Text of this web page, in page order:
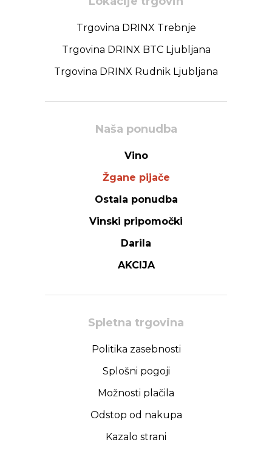
Trgovina DRINX Trebnje
Trgovina DRINX BTC Ljubljana
Trgovina DRINX Rudnik Ljubljana
Naša ponudba
Vino
Žgane pijače
Ostala ponudba
Vinski pripomočki
Darila
AKCIJA
Spletna trgovina
Politika zasebnosti
Splošni pogoji
Možnosti plačila
Odstop od nakupa
Kazalo strani